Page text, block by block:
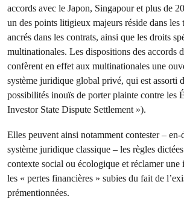
accords avec le Japon, Singapour et plus de
un des points litigieux majeurs réside dans
ancrés dans les contrats, ainsi que les droits
multinationales. Les dispositions des accords
confèrent en effet aux multinationales une
système juridique global privé, qui est assorti
possibilités inouïs de porter plainte contre les
Investor State Dispute Settlement »).
Elles peuvent ainsi notamment contester – en-
système juridique classique – les règles
contexte social ou écologique et réclamer
les « pertes financières » subies du fait de
prémentionnées.